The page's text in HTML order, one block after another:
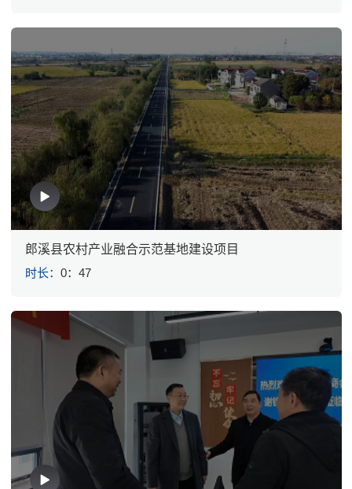
郎溪县农村产业融合示范基地建设项目
时长：0：47